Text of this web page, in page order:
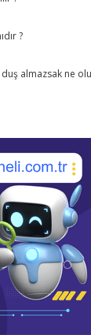
?
almazsak ne